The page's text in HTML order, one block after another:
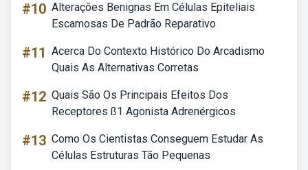
#10 Alterações Benignas Em Células Epiteliais
Escamosas De Padrão Reparativo
#11 Acerca Do Contexto Histórico Do Arcadismo
Quais As Alternativas Corretas
#12 Quais São Os Principais Efeitos Dos
Receptores ß1 Agonista Adrenérgicos
#13 Como Os Cientistas Conseguem Estudar As
Células Estruturas Tão Pequenas